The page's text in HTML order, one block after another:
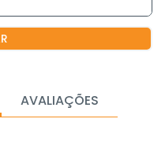
AVALIAÇÕES